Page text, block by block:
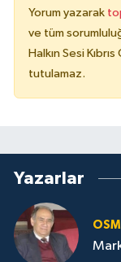
Yorum yazarak
ve tüm
Halkın Sesi
tutulamaz.
Yazarlar